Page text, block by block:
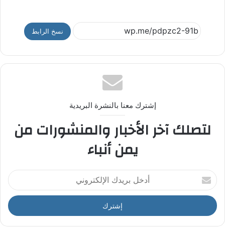
نسخ الرابط
إشترك معنا بالنشرة البريدية
لتصلك آخر الأخبار والمنشورات من
يمن أنباء
أ
د
خ
ل